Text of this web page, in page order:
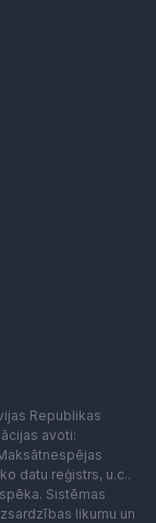
Republikas
avoti:
datu reģistrs, u.c..
Sistēmas
likumu un